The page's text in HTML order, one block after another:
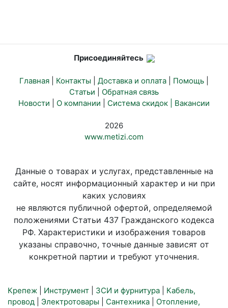
Присоединяйтесь
Главная Контакты Доставка и оплата Помощь
Статьи
Обратная связь
Новости
О компании Система скидок | Вакансии
2026
www.metizi.com
Данные о товарах и услугах, представленные на
сайте, носят информационный характер и ни при
каких условиях
не являются публичной офертой, определяемой
положениями Статьи 437 Гражданского кодекса
РФ. Характеристики и изображения товаров
указаны справочно, точные данные зависят от
конкретной партии и требуют уточнения.
Крепеж Инструмент ЗСИ и фурнитура
Кабель,
провод
Электротовары Сантехника
Отопление,